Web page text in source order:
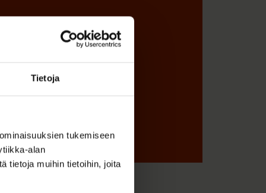
Tietoja
tukemiseen
alan
tietoja muihin tietoihin, joita